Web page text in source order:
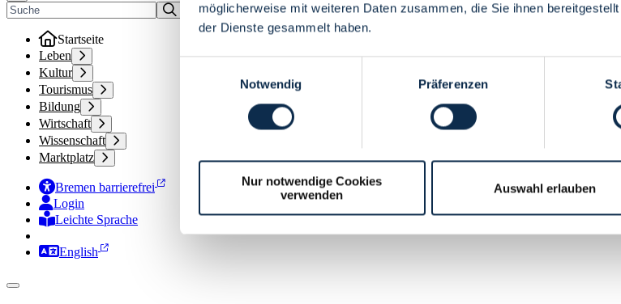
möglicherweise mit weiteren Daten zusammen, die Sie ihnen
der Dienste gesammelt haben.
Notwendig
Präferenzen
Nur notwendige Cookies
verwenden
Auswahl erlauben
Startseite
Leben
Kultur
Tourismus
Bildung
Wirtschaft
Wissenschaft
Marktplatz
Bremen barrierefrei
Login
Leichte Sprache
Zur Deutschen Gebärdensprache
English